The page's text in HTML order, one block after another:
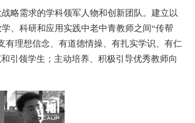
略需求的学科领军人物和创新团队。建立以
、科研和应用实践中老中青教师之间“传帮
有理想信念、有道德情操、有扎实学识、有仁
引领学生；主动培养、积极引导优秀教师向